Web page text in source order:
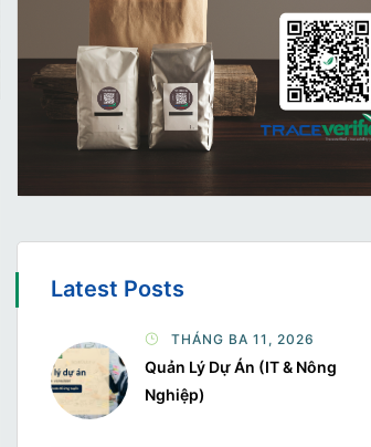
Latest Posts
THÁNG BA 11, 2026
Quản Lý Dự Án (IT & Nông
Nghiệp)